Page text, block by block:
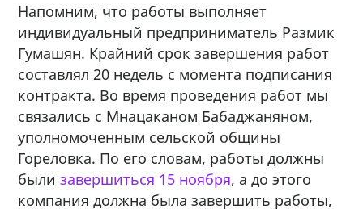
Напомним, что работы выполняет
индивидуальный предприниматель Размик
Гумашян. Крайний срок завершения работ
составлял 20 недель с момента подписания
контракта. Во время проведения работ мы
связались с Мнацаканом Бабаджаняном,
уполномоченным сельской общины
Гореловка. По его словам, работы должны
былизавершиться 15 ноября, а до этого
компания должна была завершить работы,